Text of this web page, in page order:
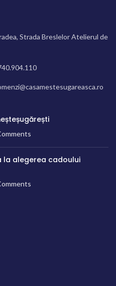
Strada Breslelor Atelierul de
la alegerea cadoului